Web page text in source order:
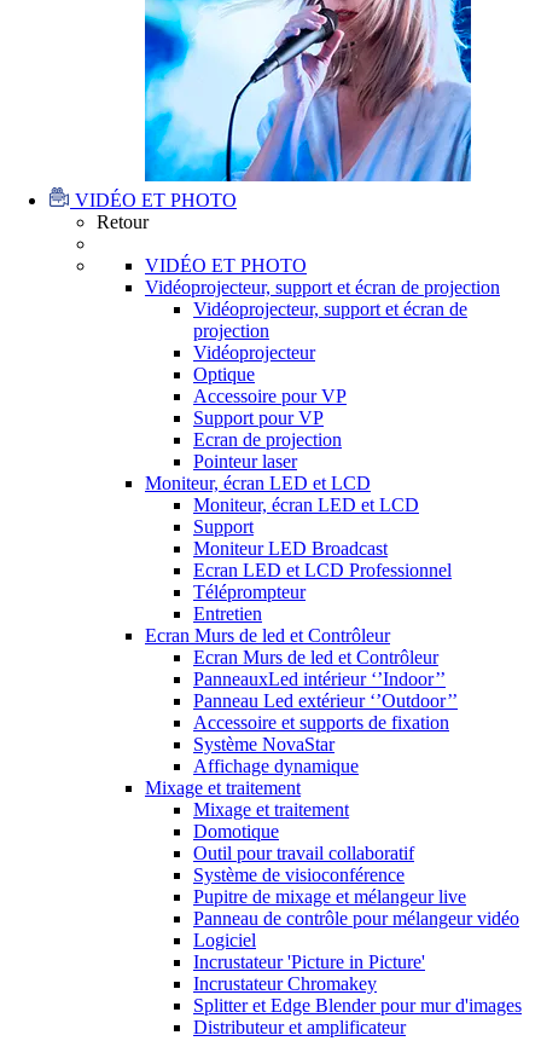
VIDÉO ET PHOTO
Retour
VIDÉO ET PHOTO
Vidéoprojecteur, support et écran de projection
Vidéoprojecteur, support et écran de
projection
Vidéoprojecteur
Optique
Accessoire pour VP
Support pour VP
Ecran de projection
Pointeur laser
Moniteur, écran LED et LCD
Moniteur, écran LED et LCD
Support
Moniteur LED Broadcast
Ecran LED et LCD Professionnel
Téléprompteur
Entretien
Ecran Murs de led et Contrôleur
Ecran Murs de led et Contrôleur
PanneauxLed intérieur ‘’Indoor’’
Panneau Led extérieur ‘’Outdoor’’
Accessoire et supports de fixation
Système NovaStar
Affichage dynamique
Mixage et traitement
Mixage et traitement
Domotique
Outil pour travail collaboratif
Système de visioconférence
Pupitre de mixage et mélangeur live
Panneau de contrôle pour mélangeur vidéo
Logiciel
Incrustateur 'Picture in Picture'
Incrustateur Chromakey
Splitter et Edge Blender pour mur d'images
Distributeur et amplificateur